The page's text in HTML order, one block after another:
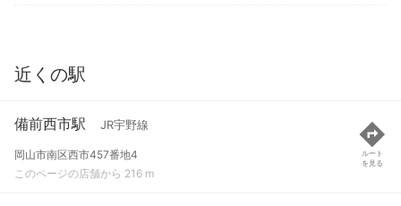
近くの駅
備前西市駅 JR宇野線
岡山市南区西市457番地4
このページの店舗から 216 m
ルート
を見る